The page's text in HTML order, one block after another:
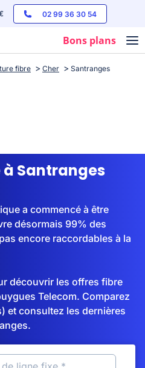
02 99 36 30 54
Bons plans
fibre Cher Santranges
Santranges
a commencé à être
désormais 99% des
encore raccordables à la
découvrir les offres fibre
Telecom. Comparez
et consultez les dernières